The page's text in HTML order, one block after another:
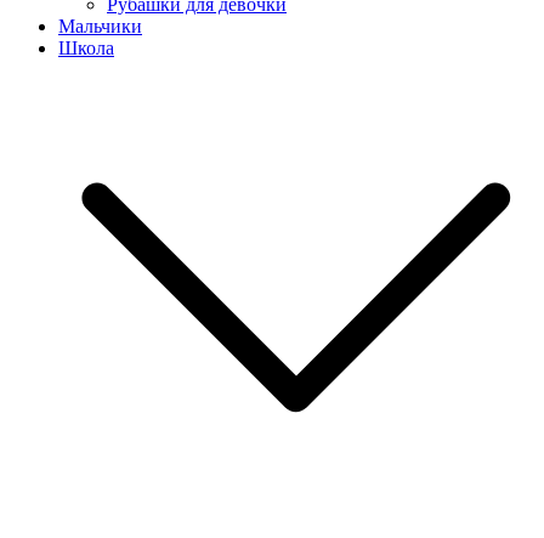
Мальчики
Школа